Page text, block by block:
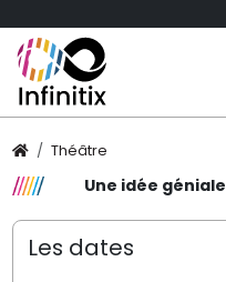
Théâtre
Une idée géniale
Les dates